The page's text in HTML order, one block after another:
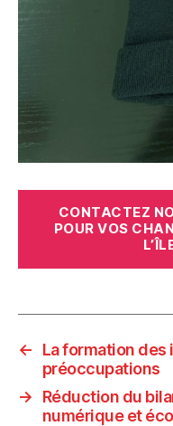
CONTACTEZ
POUR VOS
←
La formation
préoccupations
→
Réduction du
numérique et